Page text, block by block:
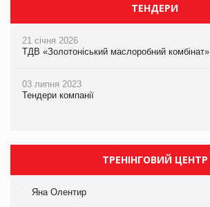
ТЕНДЕРИ
21 січня 2026
ТДВ «Золотоніський маслоробний комбінат»
03 липня 2023
Тендери компанії
ТРЕНІНГОВИЙ ЦЕНТР
Яна Олентир